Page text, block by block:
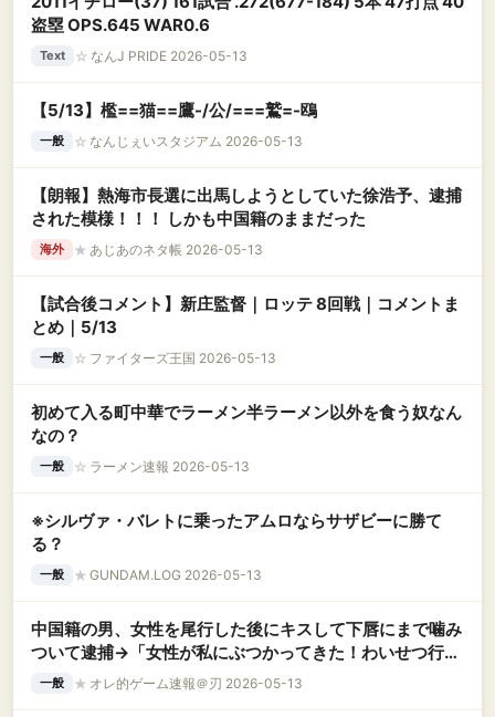
盗塁 OPS.645 WAR0.6
Text ☆ なんJ PRIDE 2026-05-13
【5/13】檻==猫==鷹-/公/===鷲=-鴎
一般 ☆ なんじぇいスタジアム 2026-05-13
【朗報】熱海市長選に出馬しようとしていた徐浩予、逮捕
された模様！！！ しかも中国籍のままだった
海外 ★ あじあのネタ帳 2026-05-13
【試合後コメント】新庄監督｜ロッテ 8回戦｜コメントま
とめ｜5/13
一般 ☆ ファイターズ王国 2026-05-13
初めて入る町中華でラーメン半ラーメン以外を食う奴なん
なの？
一般 ☆ ラーメン速報 2026-05-13
※シルヴァ・バレトに乗ったアムロならサザビーに勝て
る？
一般 ★ GUNDAM.LOG 2026-05-13
中国籍の男、女性を尾行した後にキスして下唇にまで噛み
ついて逮捕→「女性が私にぶつかってきた！わいせつ行為
はしていない！」
一般 ★ オレ的ゲーム速報＠刃 2026-05-13